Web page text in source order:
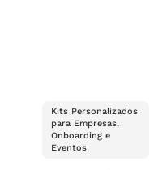
Kits Personalizados
para Empresas,
Onboarding e
Eventos